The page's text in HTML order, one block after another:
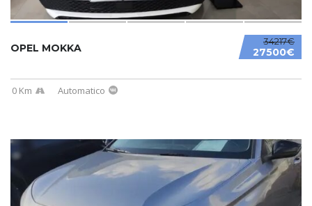
34217€
27500€
OPEL MOKKA
0 Km Automatico